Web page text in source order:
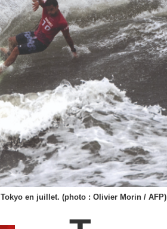
en juillet. (photo : Olivier Morin / AFP)